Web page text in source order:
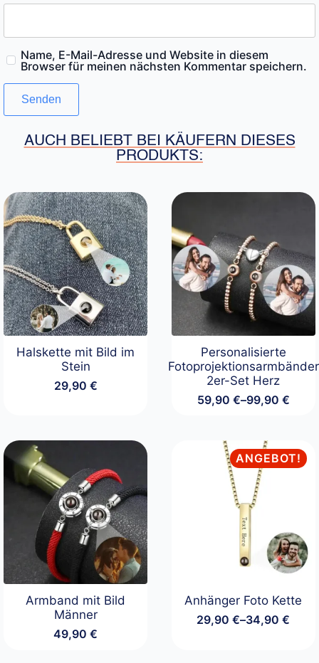
Name, E-Mail-Adresse und Website in diesem
Browser für meinen nächsten Kommentar speichern.
AUCH BELIEBT BEI KÄUFERN DIESES
PRODUKTS:
Halskette mit Bild im
Stein
29,90 €
Personalisierte
Fotoprojektionsarmbänder
2er-Set Herz
59,90 €–99,90 €
Preisspanne:
99,90 €
Armband mit Bild
Männer
49,90€
ANGEBOT!
Anhänger Foto Kette
29,90€–34,90€
Preisspanne: